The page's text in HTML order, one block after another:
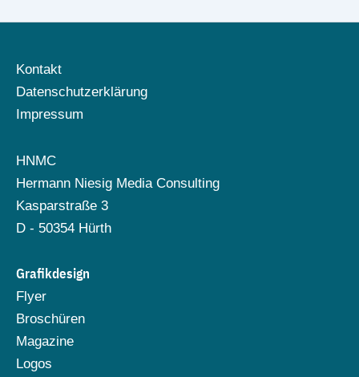
Kontakt
Datenschutzerklärung
Impressum
HNMC
Hermann Niesig Media Consulting
Kasparstraße 3
D - 50354 Hürth
Grafikdesign
Flyer
Broschüren
Magazine
Logos